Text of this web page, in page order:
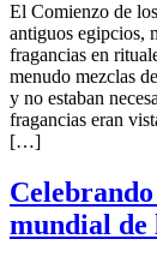
El Comienzo de
antiguos egipcios,
fragancias en
menudo mezclas
y no estaban
fragancias eran
[…]
mundial de